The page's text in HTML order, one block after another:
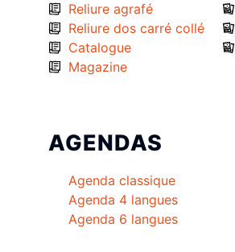
Reliure agrafé
Reliure dos carré collé
Catalogue
Magazine
AGENDAS
Agenda classique
Agenda 4 langues
Agenda 6 langues